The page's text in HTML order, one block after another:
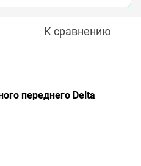
К сравнению
переднего Delta